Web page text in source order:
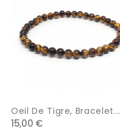
Oeil De Tigre, Bracelet...
15,00 €